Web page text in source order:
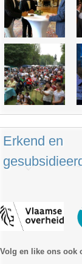
Erkend en
Volg en like ons ook